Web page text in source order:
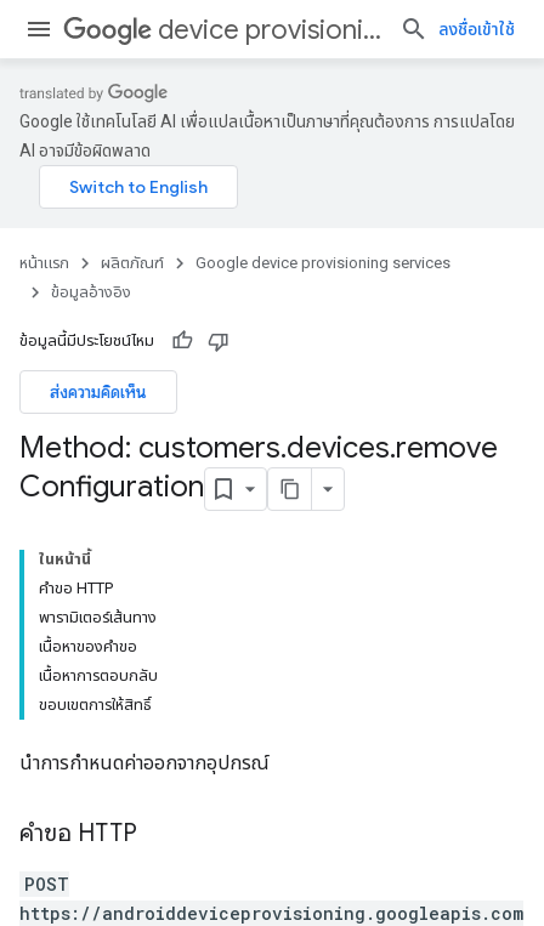
device provisioning services ลงชื่อเข้าใช้
Google ใช้เทคโนโลยี AI เพื่อแปลเนื้อหาเป็นภาษาที่คุณต้องการ การแปลโดย
AI อาจมีข้อผิดพลาด
หน้าแรก ผลิตภัณฑ์
Google device provisioning services
ข้อมูลอ้างอิง
ข้อมูลนี้มีประโยชน์ไหม
ส่งความคิดเห็น
Method: customers.devices.remove
Configuration
ในหน้านี้
คำขอ HTTP
พารามิเตอร์เส้นทาง
เนื้อหาของคำขอ
เนื้อหาการตอบกลับ
ขอบเขตการให้สิทธิ์
นำการกำหนดค่าออกจากอุปกรณ์
คำขอ HTTP
POST
https://androiddeviceprovisioning.googleapis.com